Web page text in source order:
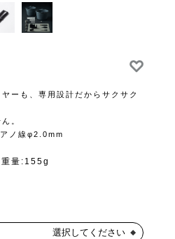
ーも、専用設計だからサクサク
。
ノ線φ2.0mm
量:155g
選択してください